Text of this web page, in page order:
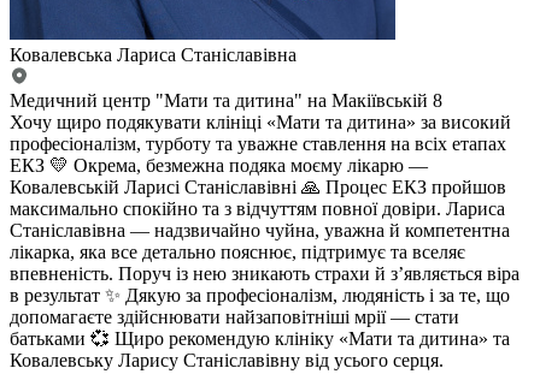
Ковалевська Лариса Станіславівна
Медичний центр "Мати та дитина" на Макіївській 8
Хочу щиро подякувати клініці «Мати та дитина» за високий
професіоналізм, турботу та уважне ставлення на всіх етапах
ЕКЗ 💛 Окрема, безмежна подяка моєму лікарю —
Ковалевській Ларисі Станіславівні 🙏 Процес ЕКЗ пройшов
максимально спокійно та з відчуттям повної довіри. Лариса
Станіславівна — надзвичайно чуйна, уважна й компетентна
лікарка, яка все детально пояснює, підтримує та вселяє
впевненість. Поруч із нею зникають страхи й з’являється віра
в результат ✨ Дякую за професіоналізм, людяність і за те, що
допомагаєте здійснювати найзаповітніші мрії — стати
батьками 💞 Щиро рекомендую клініку «Мати та дитина» та
Ковалевську Ларису Станіславівну від усього серця.